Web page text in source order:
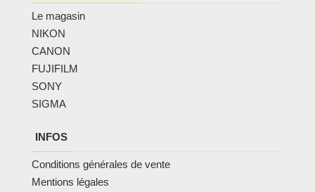
Le magasin
NIKON
CANON
FUJIFILM
SONY
SIGMA
INFOS
Conditions générales de vente
Mentions légales